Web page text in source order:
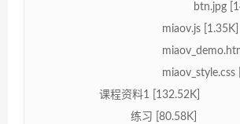
btn.jpg
miaov.js [1.35K]
miaov_style.css
课程资料1 [132.52K]
练习 [80.58K]